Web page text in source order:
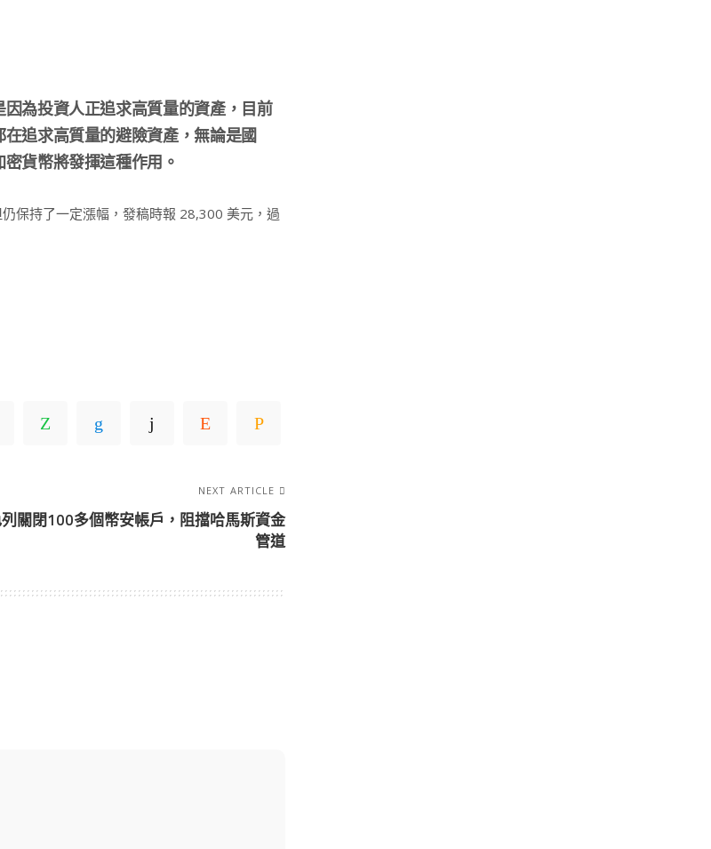
為投資人正追求高質量的資產，目前
追求高質量的避險資產，無論是國
貨幣將發揮這種作用。
保持了一定漲幅，發稿時報 28,300 美元，過
NEXT ARTICLE
關閉100多個幣安帳戶，阻擋哈馬斯資金
管道